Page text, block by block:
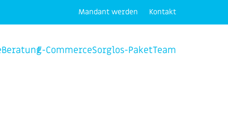
Mandant werden Kontakt
BeratungE-CommerceSorglos-PaketTeam